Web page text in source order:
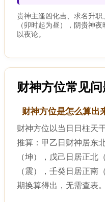
贵神主逢凶化吉、求名升
（卯时起为昼），阴贵神
以夜论。
财神方位常见
财神方位是怎么算出
财神方位以当日日柱天
推算：甲乙日财神居东
（坤），戊己日居正北
（震），壬癸日居正南
期换算得出，无需查表。